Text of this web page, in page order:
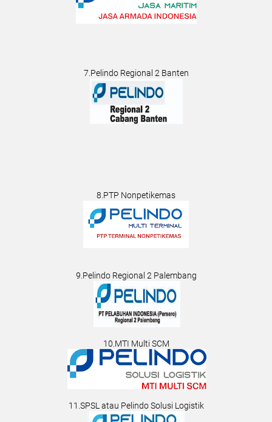
7.Pelindo Regional 2 Banten
8.PTP Nonpetikemas
9.Pelindo Regional 2 Palembang
10.MTI Multi SCM
11.SPSL atau Pelindo Solusi Logistik